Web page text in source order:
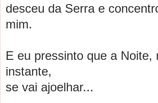
desceu da Serra e
mim.
E eu pressinto que a Noite,
instante,
se vai ajoelhar...